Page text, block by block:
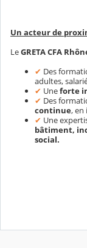
Un acteur de
LeGRETA CFA
✔ Des
adultes,
✔ Uneforte
✔ Des
continue, en
✔ Une
bâtiment,
social.